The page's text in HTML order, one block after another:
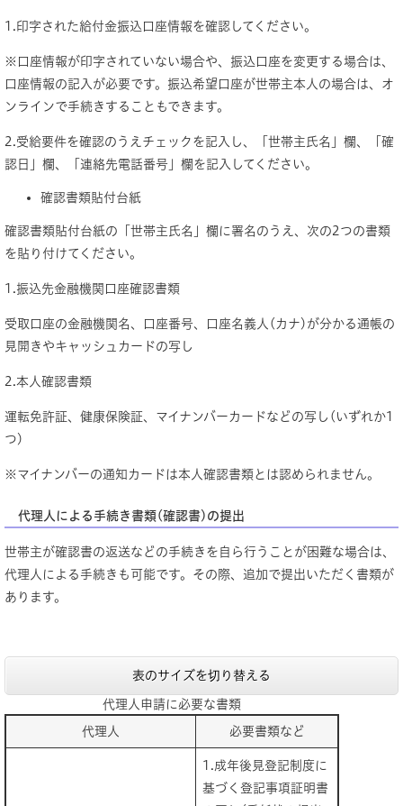
1.印字された給付金振込口座情報を確認してください。
※口座情報が印字されていない場合や、振込口座を変更する場合は、
口座情報の記入が必要です。振込希望口座が世帯主本人の場合は、オ
ンラインで手続きすることもできます。
2.受給要件を確認のうえチェックを記入し、「世帯主氏名」欄、「確
認日」欄、「連絡先電話番号」欄を記入してください。
確認書類貼付台紙
確認書類貼付台紙の「世帯主氏名」欄に署名のうえ、次の2つの書類
を貼り付けてください。
1.振込先金融機関口座確認書類
受取口座の金融機関名、口座番号、口座名義人(カナ)が分かる通帳の
見開きやキャッシュカードの写し
2.本人確認書類
運転免許証、健康保険証、マイナンバーカードなどの写し(いずれか1
つ)
※マイナンバーの通知カードは本人確認書類とは認められません。
代理人による手続き書類(確認書)の提出
世帯主が確認書の返送などの手続きを自ら行うことが困難な場合は、
代理人による手続きも可能です。その際、追加で提出いただく書類が
あります。
表のサイズを切り替える
代理人申請に必要な書類
代理人 必要書類など
1.成年後見登記制度に
基づく登記事項証明書